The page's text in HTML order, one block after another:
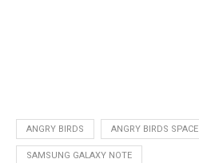
ANGRY BIRDS ANGRY BIRDS SPACE
SAMSUNG GALAXY NOTE